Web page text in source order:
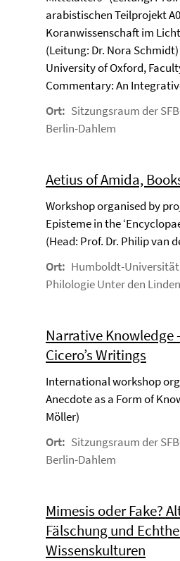
arabistischen Teilprojekt
Koranwissenschaft im
(Leitung: Dr. Nora
University of Oxford,
Commentary: An
Ort: Sitzungsraum der
Berlin-Dahlem
Aetius of Amida,
Workshop organised by
Episteme in the
(Head: Prof. Dr. Philip van
Ort: Humboldt-
Philologie Unter den
Narrative Knowledge
Cicero’s Writings
International workshop
Anecdote as a Form of
Möller)
Ort: Sitzungsraum der
Berlin-Dahlem
Mimesis oder Fake?
Fälschung und
Wissenskulturen